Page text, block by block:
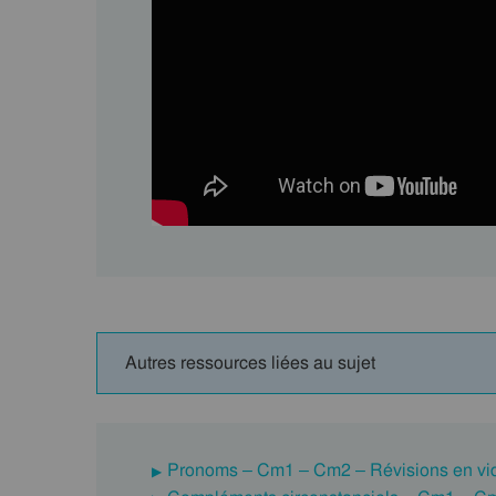
Autres ressources liées au sujet
Pronoms – Cm1 – Cm2 – Révisions en